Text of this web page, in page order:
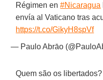
Régimen en#Nicaragua
envía al Vaticano tras
https://t.co/GikyH8spVf
— Paulo Abrāo
Quem são os libertados?